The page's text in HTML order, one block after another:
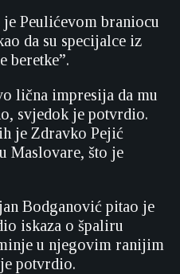
Peulićevom braniocu
da su specijalce iz
beretke”.
lična impresija da mu
svjedok je potvrdio.
je Zdravko Pejić
Maslovare, što je
Bodganović pitao je
iskaza o špaliru
u njegovim ranijim
potvrdio.